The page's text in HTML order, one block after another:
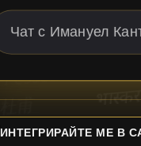
ИНТЕГРИРАЙТЕ МЕ В